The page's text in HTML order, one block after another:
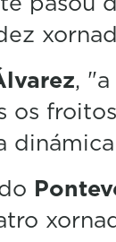
,
os